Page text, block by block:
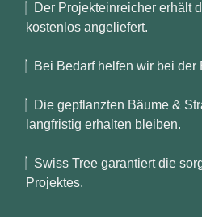
Der Projekteinreicher erhält
kostenlos angeliefert.
Bei Bedarf helfen wir bei der
Die gepflanzten Bäume &
langfristig erhalten bleiben.
Swiss Tree garantiert die
Projektes.